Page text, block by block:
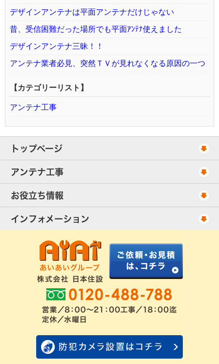
デザインアンテナは平面アンテナだけじゃない
昔、受信困難だった場所でも平面ｱﾝﾃﾅ使えました
デザインアンテナ三昧！！
アンテナ業者必見、突然ＴＶが見れなくなる原因の一つ
【カテゴリーリスト】
アンテナ工事
トップページ
工事スケジュール
当社が選ばれる理由
出張エリア
アンテナ工事
アンテナ工事・料金
UHFアンテナ工事・料金
配線ケーブル追加工事・料金
アンテナ工事社長のブログ
アンテナ工事スケジュール
お役立ち情報
ご相談事例
アンテナの種類
工事について
良くあるアンテナ修理
インフォメーション
お客様の声
工事依頼・お見積りフォーム